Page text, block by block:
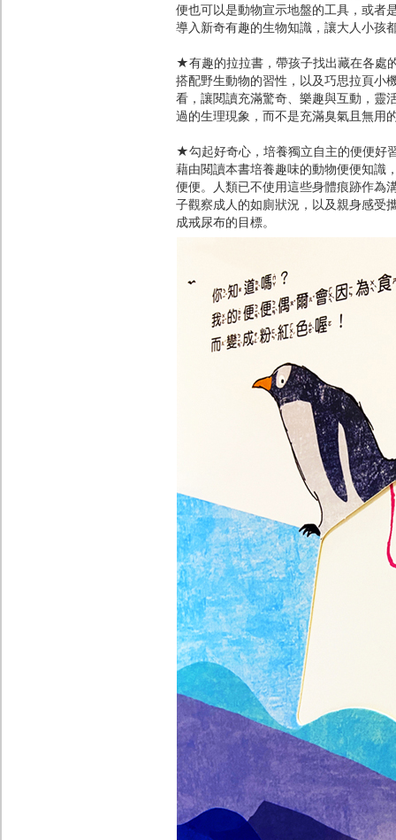
便也可以是動物宣示地盤的工具，或者
導入新奇有趣的生物知識，讓大人小孩
★有趣的拉拉書，帶孩子找出藏在各處
搭配野生動物的習性，以及巧思拉頁小
看，讓閱讀充滿驚奇、樂趣與互動，靈
過的生理現象，而不是充滿臭氣且無用
★勾起好奇心，培養獨立自主的便便好
藉由閱讀本書培養趣味的動物便便知識
便便。人類已不使用這些身體痕跡作為
子觀察成人的如廁狀況，以及親身感受
成戒尿布的目標。